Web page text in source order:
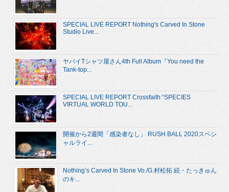
SPECIAL LIVE REPORT Nothing's Carved In Stone
Studio Live...
ヤバイTシャツ屋さん4th Full Album『You need the
Tank-top...
SPECIAL LIVE REPORT Crossfaith “SPECIES
VIRTUAL WORLD TOU...
開催から2週間「感染者なし」 RUSH BALL 2020スペシ
ャルライ...
Nothing’s Carved In Stone Vo./G.村松拓 続・たっきゅん
のキ...